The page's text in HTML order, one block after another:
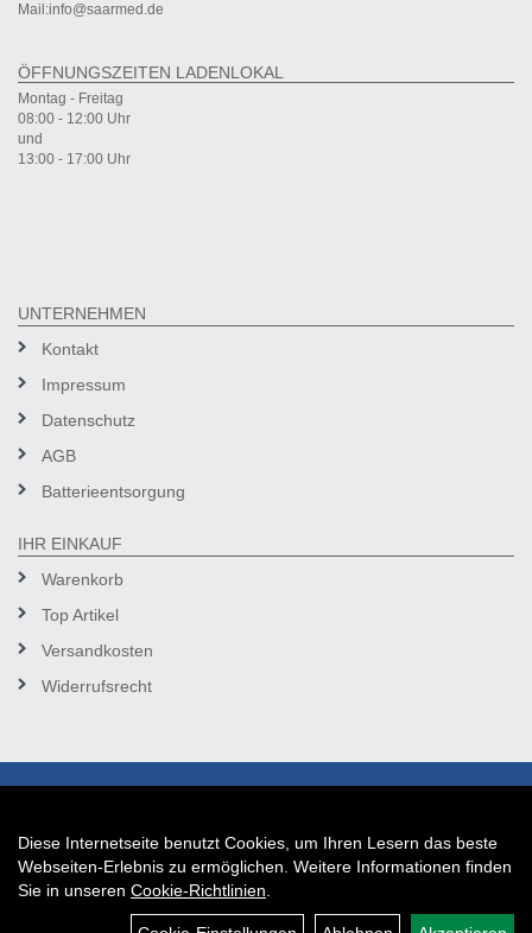
Mail:info@saarmed.de
ÖFFNUNGSZEITEN LADENLOKAL
Montag - Freitag
08:00 - 12:00 Uhr
und
13:00 - 17:00 Uhr
UNTERNEHMEN
Kontakt
Impressum
Datenschutz
AGB
Batterieentsorgung
IHR EINKAUF
Warenkorb
Top Artikel
Versandkosten
Widerrufsrecht
Diese Internetseite benutzt Cookies, um Ihren Lesern das beste
Webseiten-Erlebnis zu ermöglichen. Weitere Informationen finden
Sie in unseren Cookie-Richtlinien
Auftrag widerrufen